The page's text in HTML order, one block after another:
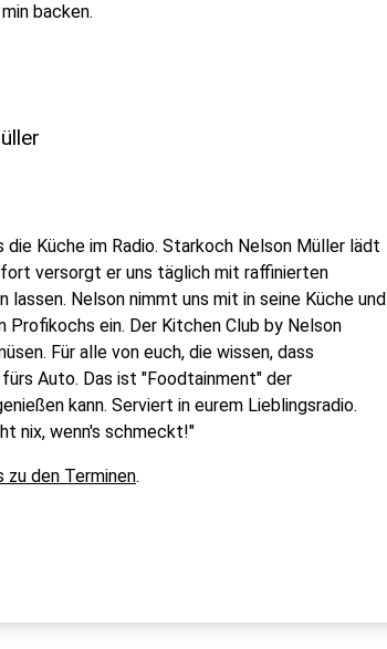
backen.
die Küche im Radio. Starkoch Nelson Müller lädt
versorgt er uns täglich mit raffinierten
Nelson nimmt uns mit in seine Küche und
Profikochs ein. Der Kitchen Club by Nelson
Für alle von euch, die wissen, dass
Auto. Das ist "Foodtainment" der
kann. Serviert in eurem Lieblingsradio.
nix, wenn's schmeckt!"
zu den Terminen.